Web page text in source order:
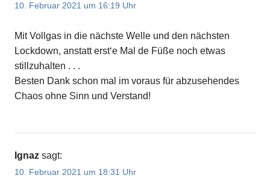
10. Februar 2021 um 16:19 Uhr
Mit Vollgas in die nächste Welle und den nächsten
Lockdown, anstatt erst‘e Mal de Füße noch etwas
stillzuhalten . . .
Besten Dank schon mal im voraus für abzusehendes
Chaos ohne Sinn und Verstand!
Ignaz sagt:
10. Februar 2021 um 18:31 Uhr